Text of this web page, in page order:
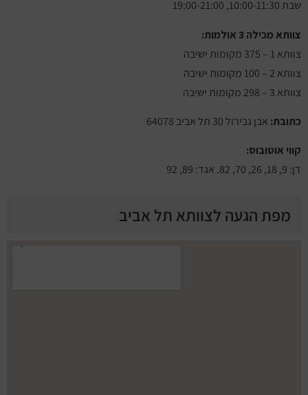
שבת 10:00-11:30, 19:00-21:00
צוותא מכילה 3 אולמות:
צוותא 1 – 375 מקומות ישיבה
צוותא 2 – 100 מקומות ישיבה
צוותא 3 – 298 מקומות ישיבה
כתובת: אבן גבירול 30 תל אביב 64078
קווי אוטובוס:
דן: 9, 18, 26, 70, 82. אגד: 89, 92
מפת הגעה לצוותא תל אביב